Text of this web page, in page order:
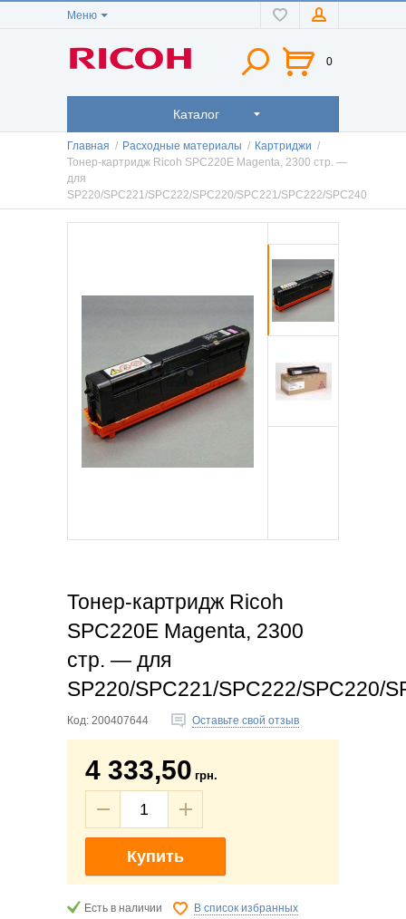
Меню
0
Каталог
Главная / Расходные материалы / Картриджи /
Тонер-картридж Ricoh SPC220E Magenta, 2300 стр. —
для
SP220/SPC221/SPC222/SPC220/SPC221/SPC222/SPC240
Тонер-картридж Ricoh
SPC220E Magenta, 2300
стр. — для
SP220/SPC221/SPC222/SPC220/
Код: 200407644 Оставьте свой отзыв
4 333,50 грн.
Купить
Есть в наличии В список избранных